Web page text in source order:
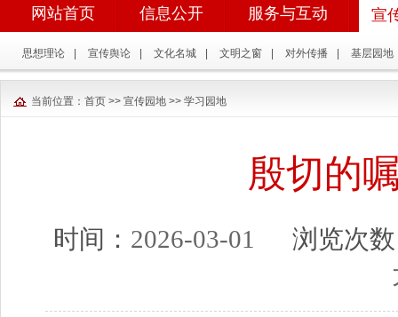
网站首页 信息公开 服务与互动 宣
思想理论 宣传舆论 文化名城 文明之窗 对外传播 基层园地
当前位置： 首页 >> 宣传园地 >> 学习园地
殷切的
时间： 2026-03-01
浏览次